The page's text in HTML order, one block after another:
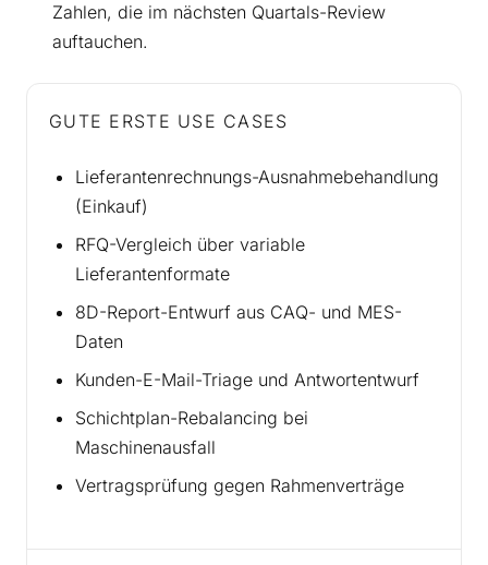
Zahlen, die im nächsten Quartals-Review
auftauchen.
GUTE ERSTE USE CASES
Lieferantenrechnungs-Ausnahmebehandlung
(Einkauf)
RFQ-Vergleich über variable
Lieferantenformate
8D-Report-Entwurf aus CAQ- und MES-
Daten
Kunden-E-Mail-Triage und Antwortentwurf
Schichtplan-Rebalancing bei
Maschinenausfall
Vertragsprüfung gegen Rahmenverträge